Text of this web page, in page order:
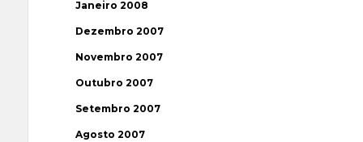
Janeiro 2008
Dezembro 2007
Novembro 2007
Outubro 2007
Setembro 2007
Agosto 2007